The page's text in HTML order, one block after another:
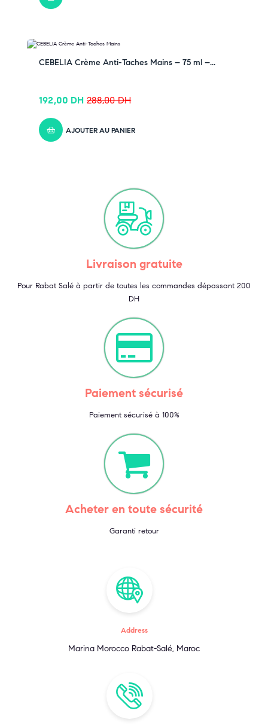
CEBELIA Crème Anti-Taches Mains – 75 ml –...
288,00DH
192,00 DH
AJOUTER AU PANIER
Livraison gratuite
Pour Rabat Salé à partir de toutes les commandes dépassant 200
DH
Paiement sécurisé
Paiement sécurisé à 100%
Acheter en toute sécurité
Garanti retour
Address
Marina Morocco Rabat-Salé, Maroc